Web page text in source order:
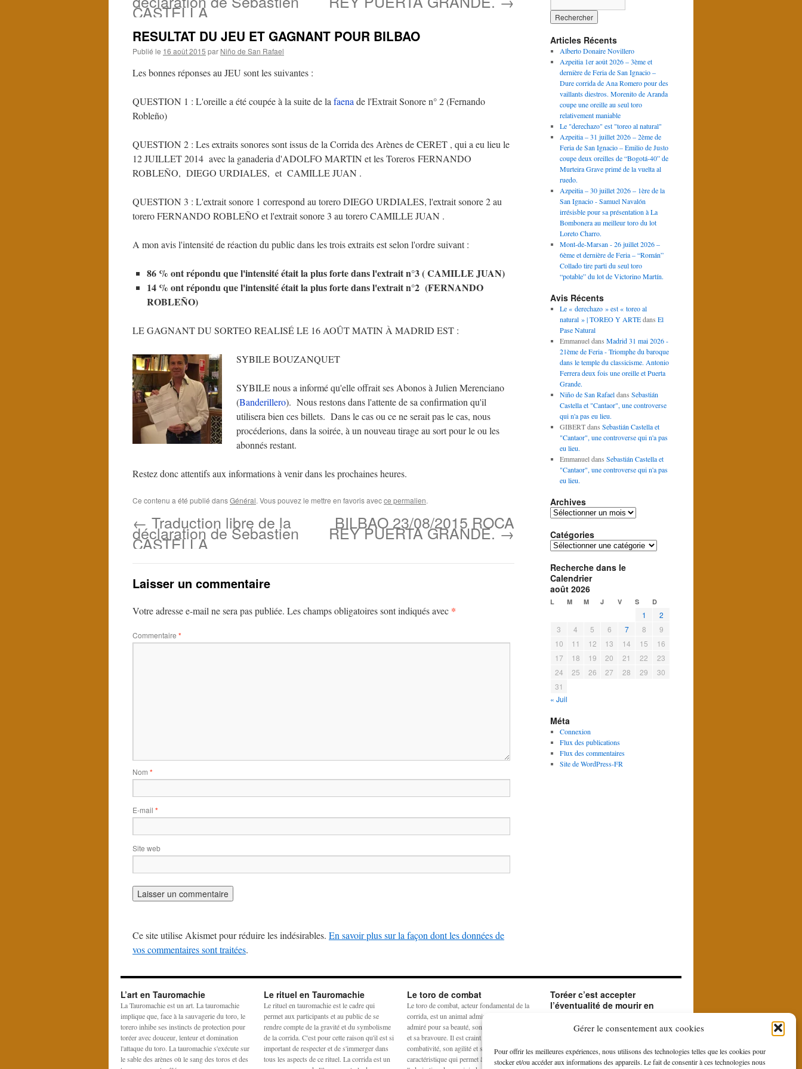
Gérer le consentement aux cookies
Pour offrir les meilleures expériences, nous utilisons des technologies telles que les cookies pour
stocker et/ou accéder aux informations des appareils. Le fait de consentir à ces technologies nous
CASTELLA
RESULTAT DU JEU ET GAGNANT POUR BILBAO
Publié le 16 août 2015 par Niño de San Rafael
Les bonnes réponses au JEU sont les suivantes :
QUESTION 1 : L'oreille a été coupée à la suite de la faena de l'Extrait Sonore n° 2 (Fernando
Robleño)
QUESTION 2 : Les extraits sonores sont issus de la Corrida des Arènes de CERET , qui a eu lieu le
12 JUILLET 2014 avec la ganaderia d'ADOLFO MARTIN et les Toreros FERNANDO
ROBLEÑO, DIEGO URDIALES, et CAMILLE JUAN .
QUESTION 3 : L'extrait sonore 1 correspond au torero DIEGO URDIALES, l'extrait sonore 2 au
torero FERNANDO ROBLEÑO et l'extrait sonore 3 au torero CAMILLE JUAN .
A mon avis l'intensité de réaction du public dans les trois extraits est selon l'ordre suivant :
86 % ont répondu que l'intensité était la plus forte dans l'extrait n°3 ( CAMILLE JUAN)
14 % ont répondu que l'intensité était la plus forte dans l'extrait n°2 (FERNANDO
ROBLEÑO)
LE GAGNANT DU SORTEO REALISÉ LE 16 AOÛT MATIN À MADRID EST :
SYBILE BOUZANQUET
SYBILE nous a informé qu'elle offrait ses Abonos à Julien Merenciano
(Banderillero). Nous restons dans l'attente de sa confirmation qu'il
utilisera bien ces billets. Dans le cas ou ce ne serait pas le cas, nous
procéderions, dans la soirée, à un nouveau tirage au sort pour le ou les
abonnés restant.
Restez donc attentifs aux informations à venir dans les prochaines heures.
Ce contenu a été publié dansGénéral. Vous pouvez le mettre en favoris avecce permalien.
← Traduction libre de la
déclaration de Sebastien
CASTELLA
BILBAO 23/08/2015 ROCA
REY PUERTA GRANDE.→
Laisser un commentaire
Votre adresse e-mail ne sera pas publiée. Les champs obligatoires sont indiqués avec *
Commentaire *
Nom *
E-mail *
Site web
Ce site utilise Akismet pour réduire les indésirables. En savoir plus sur la façon dont les données de
vos commentaires sont traitées.
Articles Récents
Alberto Donaire Novillero
Azpeitia 1er août 2026 – 3ème et
dernière de Feria de San Ignacio –
Dure corrida de Ana Romero pour des
vaillants diestros. Morenito de Aranda
coupe une oreille au seul toro
relativement maniable
Le "derechazo" est "toreo al natural"
Azpeitia – 31 juillet 2026 – 2ème de
Feria de San Ignacio – Emilio de Justo
coupe deux oreilles de “Bogotá-40” de
Murteira Grave primé de la vuelta al
ruedo.
Azpeitia – 30 juillet 2026 – 1ère de la
San Ignacio - Samuel Navalón
irrésisble pour sa présentation à La
Bombonera au meilleur toro du lot
Loreto Charro.
Mont-de-Marsan - 26 juillet 2026 –
6ème et dernière de Feria – “Román”
Collado tire parti du seul toro
“potable” du lot de Victorino Martín.
Avis Récents
Le « derechazo » est « toreo al
natural » | TOREO Y ARTEdans El
Pase Natural
Emmanueldans Madrid 31 mai 2026 -
21ème de Feria - Triomphe du baroque
dans le temple du classicisme. Antonio
Ferrera deux fois une oreille et Puerta
Grande.
Niño de San Rafaeldans Sebastián
Castella et "Cantaor", une controverse
qui n'a pas eu lieu.
GIBERTdans Sebastián Castella et
"Cantaor", une controverse qui n'a pas
eu lieu.
Emmanueldans Sebastián Castella et
"Cantaor", une controverse qui n'a pas
eu lieu.
Archives
Archives
Catégories
Catégories
Recherche dans le
Calendrier
août 2026
L M M J V S D
1
2
3
4 5 6 7 8
9
10
11 12 13 14 15
16
17
18 19 20 21 22
23
24
25 26 27 28 29
30
31
« Juil
Méta
Connexion
Flux des publications
Flux des commentaires
Site de WordPress-FR
L’art en Tauromachie
La Tauromachie est un art. La tauromachie
implique que, face à la sauvagerie du toro, le
torero inhibe ses instincts de protection pour
toréer avec douceur, lenteur et domination
l'attaque du toro. La tauromachie s'exécute sur
le sable des arènes où le sang des toros et des
Le rituel en Tauromachie
Le rituel en tauromachie est le cadre qui
permet aux participants et au public de se
rendre compte de la gravité et du symbolisme
de la corrida. C'est pour cette raison qu'il est si
important de respecter et de s'immerger dans
tous les aspects de ce rituel. La corrida est un
Le toro de combat
Le toro de combat, acteur fondamental de la
corrida, est un animal admiré et craint. Il est
admiré pour sa beauté, son harmonie physique
et sa bravoure. Il est craint pour sa
combativité, son agilité et sa force. La
caractéristique qui permet à la crainte et à
Toréer c’est accepter
l’éventualité de mourir en
Le matador accepte en toréant l'éventualité de
beau et du sublime que le contraste entre la
force et la bravoure du toro et la douce